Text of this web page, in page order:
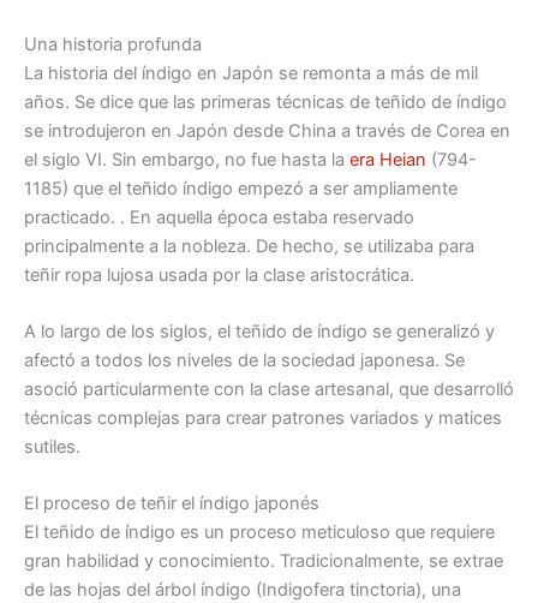
Una historia profunda
La historia del índigo en Japón se remonta a más de mil
años. Se dice que las primeras técnicas de teñido de índigo
se introdujeron en Japón desde China a través de Corea en
el siglo VI. Sin embargo, no fue hasta la era Heian (794-
1185) que el teñido índigo empezó a ser ampliamente
practicado. . En aquella época estaba reservado
principalmente a la nobleza. De hecho, se utilizaba para
teñir ropa lujosa usada por la clase aristocrática.
A lo largo de los siglos, el teñido de índigo se generalizó y
afectó a todos los niveles de la sociedad japonesa. Se
asoció particularmente con la clase artesanal, que desarrolló
técnicas complejas para crear patrones variados y matices
sutiles.
El proceso de teñir el índigo japonés
El teñido de índigo es un proceso meticuloso que requiere
gran habilidad y conocimiento. Tradicionalmente, se extrae
de las hojas del árbol índigo (Indigofera tinctoria), una